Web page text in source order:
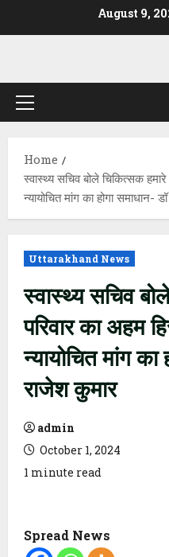
August 9,
Primary
Home
स्वास्थ्य सचिव बोले चिकित्सक
न्यायोचित मांग का होगा समाधान-
Uttarakhand News
स्वास्थ्य सचिव
परिवार का अहम
न्यायोचित मांग
राजेश कुमार
admin
October 1, 2024
1 minute read
Spread News